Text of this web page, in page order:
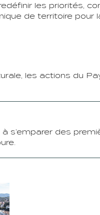
les priorités,
de territoire pour
les actions du
s’emparer des